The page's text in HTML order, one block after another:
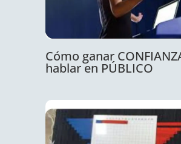
Cómo ganar
hablar en PÚBLICO